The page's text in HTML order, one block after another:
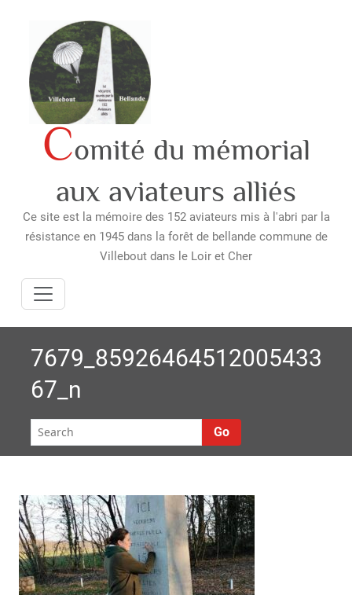
content
Comité du mémorial
aux aviateurs alliés
Ce site est la mémoire des 152 aviateurs mis à l'abri par la
résistance en 1945 dans la forêt de bellande commune de
Villebout dans le Loir et Cher
7679_85926464512005433
67_n
Go